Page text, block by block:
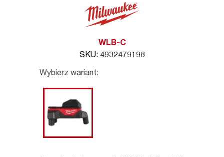
WLB-C
SKU: 4932479198
Wybierz wariant: